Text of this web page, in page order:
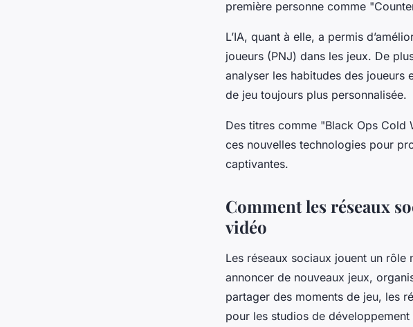
première personne comme
L’IA, quant à elle, a permis
joueurs (PNJ) dans les jeux. De
analyser les habitudes des joueurs
de jeu toujours plus personnalisée.
Des titres comme "Black Ops Cold
ces nouvelles technologies pour
captivantes.
Comment les réseaux
vidéo
Les réseaux sociaux jouent un rôle
annoncer de nouveaux jeux,
partager des moments de jeu, les
pour les studios de développement